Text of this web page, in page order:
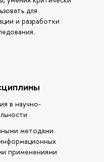
для
и разработки
в научно-
методами
применениями